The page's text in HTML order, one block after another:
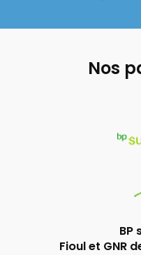
Nos
BP
Fioul et GNR